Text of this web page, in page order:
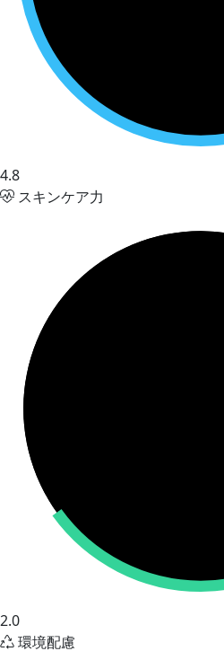
4.8
スキンケア力
2.0
環境配慮